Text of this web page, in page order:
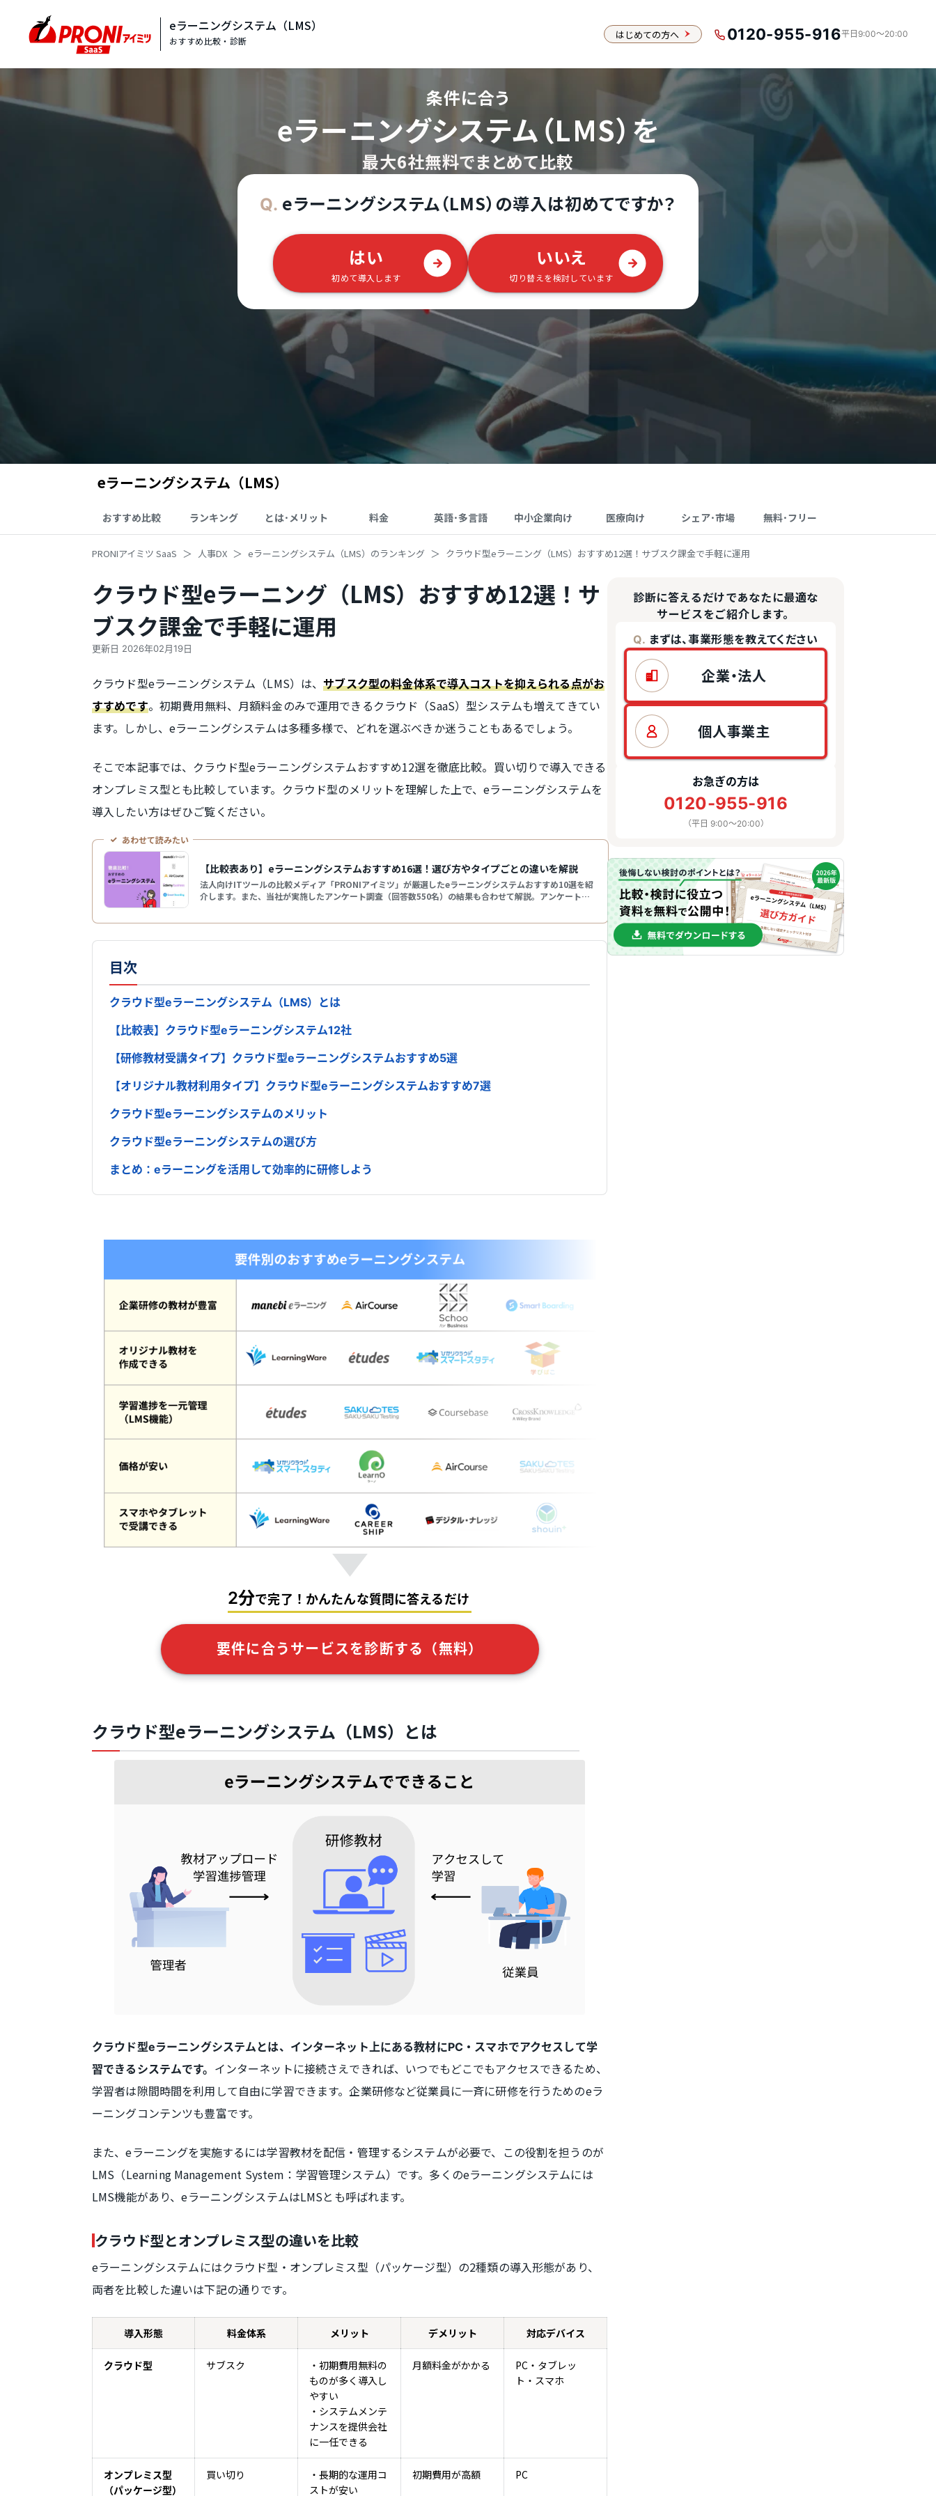
eラーニングシステム（LMS）
おすすめ比較・診断 はじめての方へ 0120-955-916平日9:00〜20:00
条件に合う
eラーニングシステム（LMS）を
最大6社無料でまとめて比較
Q. eラーニングシステム（LMS）の導入は初めてですか？
はい
初めて導入します
いいえ
切り替えを検討しています
eラーニングシステム（LMS）
おすすめ比較 ランキング とは･メリット 料金 英語･多言語 中小企業向け 医療向け シェア･市場 無料･フリー
PRONIアイミツ SaaS 人事DX eラーニングシステム（LMS）のランキング クラウド型eラーニング（LMS）おすすめ12選！サブスク課金で手軽に運用
クラウド型eラーニング（LMS）おすすめ12選！サ
ブスク課金で手軽に運用
更新日 2026年02月19日
クラウド型eラーニングシステム（LMS）は、サブスク型の料金体系で導入コストを抑えられる点がお
すすめです。初期費用無料、月額料金のみで運用できるクラウド（SaaS）型システムも増えてきてい
ます。しかし、eラーニングシステムは多種多様で、どれを選ぶべきか迷うこともあるでしょう。
そこで本記事では、クラウド型eラーニングシステムおすすめ12選を徹底比較。買い切りで導入できる
オンプレミス型とも比較しています。クラウド型のメリットを理解した上で、eラーニングシステムを
導入したい方はぜひご覧ください。
あわせて読みたい
【比較表あり】eラーニングシステムおすすめ16選！選び方やタイプごとの違いを解説
法人向けITツールの比較メディア「PRONIアイミツ」が厳選したeラーニングシステムおすすめ10選を紹
介します。また、当社が実施したアンケート調査（回答数550名）の結果も合わせて解説。アンケートで
目次
クラウド型eラーニングシステム（LMS）とは
【比較表】クラウド型eラーニングシステム12社
【研修教材受講タイプ】クラウド型eラーニングシステムおすすめ5選
【オリジナル教材利用タイプ】クラウド型eラーニングシステムおすすめ7選
クラウド型eラーニングシステムのメリット
クラウド型eラーニングシステムの選び方
まとめ：eラーニングを活用して効率的に研修しよう
2分で完了！かんたんな質問に答えるだけ
要件に合うサービスを診断する（無料）
クラウド型eラーニングシステム（LMS）とは
クラウド型eラーニングシステムとは、インターネット上にある教材にPC・スマホでアクセスして学
習できるシステムです。 インターネットに接続さえできれば、いつでもどこでもアクセスできるため、
学習者は隙間時間を利用して自由に学習できます。企業研修など従業員に一斉に研修を行うためのeラ
ーニングコンテンツも豊富です。
また、eラーニングを実施するには学習教材を配信・管理するシステムが必要で、この役割を担うのが
LMS（Learning Management System：学習管理システム）です。多くのeラーニングシステムには
LMS機能があり、eラーニングシステムはLMSとも呼ばれます。
クラウド型とオンプレミス型の違いを比較
eラーニングシステムにはクラウド型・オンプレミス型（パッケージ型）の2種類の導入形態があり、
両者を比較した違いは下記の通りです。
導入形態 料金体系 メリット デメリット 対応デバイス
クラウド型 サブスク
・初期費用無料の
ものが多く導入し
やすい
・システムメンテ
ナンスを提供会社
に一任できる
月額料金がかかる
PC・タブレッ
ト・スマホ
オンプレミス型
（パッケージ型）
買い切り
・長期的な運用コ
ストが安い
初期費用が高額 PC
診断に答えるだけであなたに最適な
サービスをご紹介します。
Q. まずは、事業形態を教えてください
企業・法人
個人事業主
お急ぎの方は
0120-955-916
（平日 9:00〜20:00）